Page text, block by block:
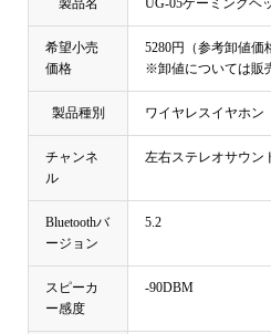
製品名 UG-05ゲーミングヘ
希望小売
価格
5280円（参考卸値価
※卸値については販
製品種別 ワイヤレスイヤホン
チャンネ
ル
左右ステレオサウン
Bluetoothバ
ージョン
5.2
スピーカ
ー感度
-90DBM